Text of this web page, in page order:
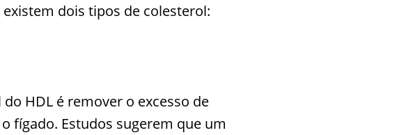
dois tipos de colesterol:
HDL é remover o excesso de
fígado. Estudos sugerem que um